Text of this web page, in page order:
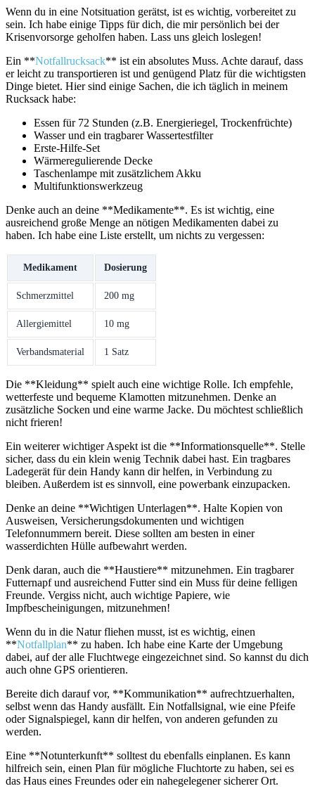
Wenn du in eine Notsituation gerätst, ist es wichtig, vorbereitet zu
sein. Ich habe einige Tipps für dich, die mir persönlich bei der
Krisenvorsorge geholfen haben. Lass uns gleich loslegen!
Ein **Notfallrucksack** ist ein absolutes Muss. Achte darauf, dass
er leicht zu transportieren ist und genügend Platz für die wichtigsten
Dinge bietet. Hier sind einige Sachen, die ich täglich in meinem
Rucksack habe:
Essen für 72 Stunden (z.B. Energieriegel, Trockenfrüchte)
Wasser und ein tragbarer Wassertestfilter
Erste-Hilfe-Set
Wärmeregulierende Decke
Taschenlampe mit zusätzlichem Akku
Multifunktionswerkzeug
Denke auch an deine **Medikamente**. Es ist wichtig, eine
ausreichend große Menge an nötigen Medikamenten dabei zu
haben. Ich habe eine Liste erstellt, um nichts zu vergessen:
Medikament Dosierung
Schmerzmittel 200 mg
Allergiemittel 10 mg
Verbandsmaterial 1 Satz
Die **Kleidung** spielt auch eine wichtige Rolle. Ich empfehle,
wetterfeste und bequeme Klamotten mitzunehmen. Denke an
zusätzliche Socken und eine warme Jacke. Du möchtest schließlich
nicht frieren!
Ein weiterer wichtiger Aspekt ist die **Informationsquelle**. Stelle
sicher, dass du ein klein wenig Technik dabei hast. Ein tragbares
Ladegerät für dein Handy kann dir helfen, in Verbindung zu
bleiben. Außerdem ist es sinnvoll, eine powerbank einzupacken.
Denke an deine **Wichtigen Unterlagen**. Halte Kopien von
Ausweisen, Versicherungsdokumenten und wichtigen
Telefonnummern bereit. Diese sollten am besten in einer
wasserdichten Hülle aufbewahrt werden.
Denk daran, auch die **Haustiere** mitzunehmen. Ein tragbarer
Futternapf und ausreichend Futter sind ein Muss für deine felligen
Freunde. Vergiss nicht, auch wichtige Papiere, wie
Impfbescheinigungen, mitzunehmen!
Wenn du in die Natur fliehen musst, ist es wichtig, einen
**Notfallplan** zu haben. Ich habe eine Karte der Umgebung
dabei, auf der alle Fluchtwege eingezeichnet sind. So kannst du dich
auch ohne GPS orientieren.
Bereite dich darauf vor, **Kommunikation** aufrechtzuerhalten,
selbst wenn das Handy ausfällt. Ein Notfallsignal, wie eine Pfeife
oder Signalspiegel, kann dir helfen, von anderen gefunden zu
werden.
Eine **Notunterkunft** solltest du ebenfalls einplanen. Es kann
hilfreich sein, einen Plan für mögliche Fluchtorte zu haben, sei es
das Haus eines Freundes oder ein nahegelegener sicherer Ort.